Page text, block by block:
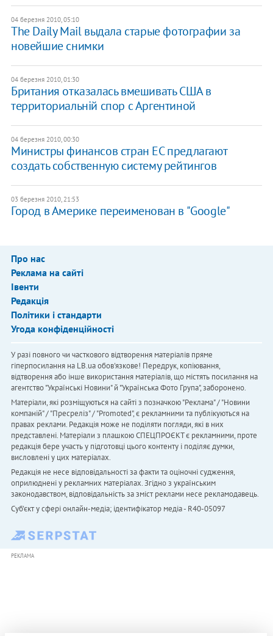
04 березня 2010, 05:10
The Daily Mail выдала старые фотографии за
новейшие снимки
04 березня 2010, 01:30
Британия отказалась вмешивать США в
территориальній спор с Аргентиной
04 березня 2010, 00:30
Министры финансов стран ЕС предлагают
создать собственную систему рейтингов
03 березня 2010, 21:53
Город в Америке переименован в "Google"
Про нас
Реклама на сайті
Івенти
Редакція
Політики і стандарти
Угода конфіденційності
У разі повного чи часткового відтворення матеріалів пряме
гіперпосилання на LB.ua обов'язкове! Передрук, копіювання,
відтворення або інше використання матеріалів, що містять посилання на
агентство "Українськi Новини" й "Українська Фото Група", заборонено.
Матеріали, які розміщуються на сайті з позначкою "Реклама" / "Новини
компаній" / "Пресреліз" / "Promoted", є рекламними та публікуються на
правах реклами. Редакція може не поділяти погляди, які в них
представлені. Матеріали з плашкою СПЕЦПРОЄКТ є рекламними, проте
редакція бере участь у підготовці цього контенту і поділяє думки,
висловлені у цих матеріалах.
Редакція не несе відповідальності за факти та оціночні судження,
оприлюднені у рекламних матеріалах. Згідно з українським
законодавством, відповідальність за зміст реклами несе рекламодавець.
Cуб'єкт у сфері онлайн-медіа; ідентифікатор медіа - R40-05097
РЕКЛАМА